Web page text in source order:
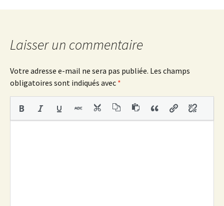
des
articles
Laisser un commentaire
Votre adresse e-mail ne sera pas publiée. Les champs
obligatoires sont indiqués avec *